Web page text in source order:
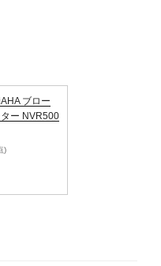
ブロー
ター NVR500
)